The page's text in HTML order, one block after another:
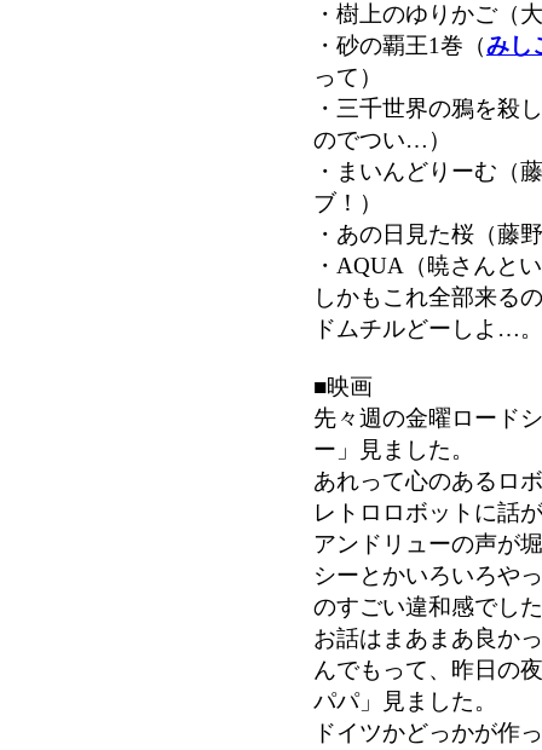
・樹上のゆりかご（
・砂の覇王1巻（みし
って）
・三千世界の鴉を殺
のでつい…）
・まいんどりーむ（
ブ！）
・あの日見た桜（藤
・AQUA（暁さんと
しかもこれ全部来る
ドムチルどーしよ…。
■映画
先々週の金曜ロード
ー」見ました。
あれって心のあるロ
レトロロボットに話
アンドリューの声が
シーとかいろいろや
のすごい違和感でし
お話はまあまあ良か
んでもって、昨日の
パパ」見ました。
ドイツかどっかが作